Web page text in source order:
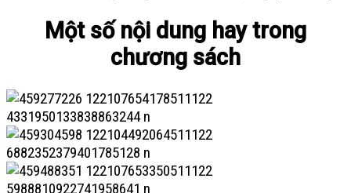
Một số nội dung hay trong
chương sách